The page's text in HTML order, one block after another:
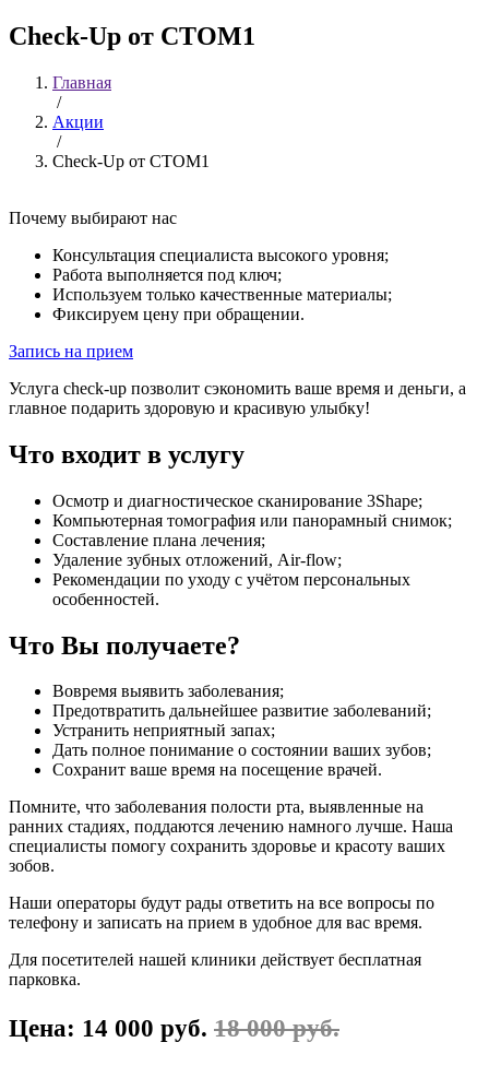
Check-Up от СТОМ1
Главная
/
Акции
/
Check-Up от СТОМ1
Почему выбирают нас
Консультация специалиста высокого уровня;
Работа выполняется под ключ;
Используем только качественные материалы;
Фиксируем цену при обращении.
Запись на прием
Услуга check-up позволит сэкономить ваше время и деньги, а
главное подарить здоровую и красивую улыбку!
Что входит в услугу
Осмотр и диагностическое сканирование 3Shape;
Компьютерная томография или панорамный снимок;
Составление плана лечения;
Удаление зубных отложений, Air-flow;
Рекомендации по уходу с учётом персональных
особенностей.
Что Вы получаете?
Вовремя выявить заболевания;
Предотвратить дальнейшее развитие заболеваний;
Устранить неприятный запах;
Дать полное понимание о состоянии ваших зубов;
Сохранит ваше время на посещение врачей.
Помните, что заболевания полости рта, выявленные на
ранних стадиях, поддаются лечению намного лучше. Наша
специалисты помогу сохранить здоровье и красоту ваших
зобов.
Наши операторы будут рады ответить на все вопросы по
телефону и записать на прием в удобное для вас время.
Для посетителей нашей клиники действует бесплатная
парковка.
Цена: 14 000 руб. 18 000 руб.